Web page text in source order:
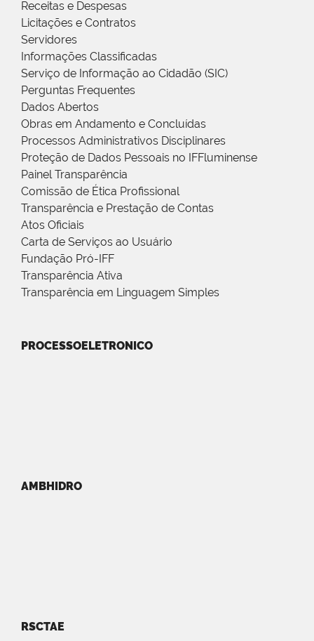
Receitas e Despesas
Licitações e Contratos
Servidores
Informações Classificadas
Serviço de Informação ao Cidadão (SIC)
Perguntas Frequentes
Dados Abertos
Obras em Andamento e Concluídas
Processos Administrativos Disciplinares
Proteção de Dados Pessoais no IFFluminense
Painel Transparência
Comissão de Ética Profissional
Transparência e Prestação de Contas
Atos Oficiais
Carta de Serviços ao Usuário
Fundação Pró-IFF
Transparência Ativa
Transparência em Linguagem Simples
PROCESSOELETRONICO
AMBHIDRO
RSCTAE